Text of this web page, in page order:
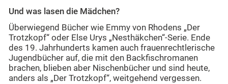
Und was lasen die Mädchen?
Überwiegend Bücher wie Emmy von Rhodens „Der
Trotzkopf“ oder Else Urys „Nesthäkchen“-Serie. Ende
des 19. Jahrhunderts kamen auch frauenrechtlerische
Jugendbücher auf, die mit den Backfischromanen
brachen, blieben aber Nischenbücher und sind heute,
anders als „Der Trotzkopf“, weitgehend vergessen.